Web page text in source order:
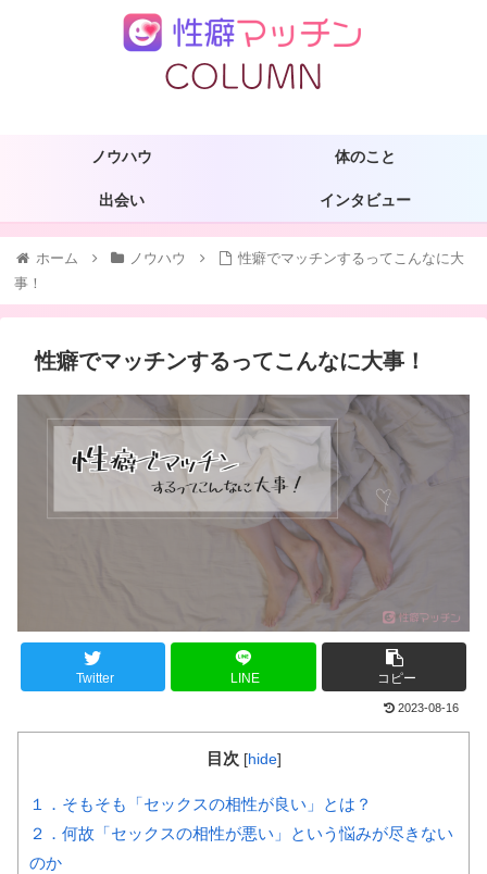
ノウハウ 体のこと
出会い インタビュー
ホーム ノウハウ
性癖でマッチンするってこんなに大
事！
性癖でマッチンするってこんなに大事！
Twitter LINE コピー
2023-08-16
目次 [hide]
１．そもそも「セックスの相性が良い」とは？
２．何故「セックスの相性が悪い」という悩みが尽きない
のか